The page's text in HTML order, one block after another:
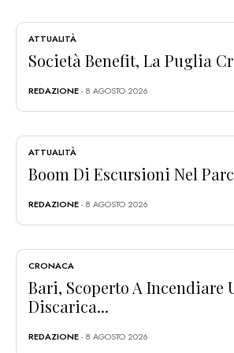
ATTUALITÀ
Società Benefit, La Puglia
REDAZIONE- 8 AGOSTO 2026
ATTUALITÀ
Boom Di Escursioni Nel
REDAZIONE- 8 AGOSTO 2026
CRONACA
Bari, Scoperto A Incendiare
Discarica...
REDAZIONE- 8 AGOSTO 2026